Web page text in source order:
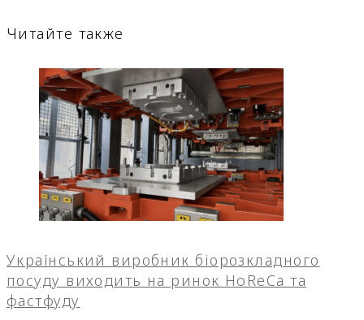
Читайте также
Український виробник біорозкладного
посуду виходить на ринок HoReCa та
фастфуду